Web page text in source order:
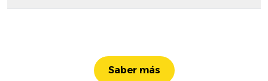
Saber más